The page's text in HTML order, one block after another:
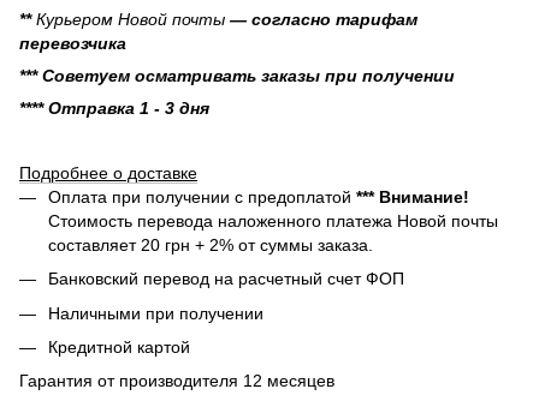
**Курьером Новой почты — согласно тарифам
перевозчика
*** Советуем осматривать заказы при получении
**** Отправка 1 - 3 дня
Подробнее о доставке
Оплата при получении с предоплатой *** Внимание!
Стоимость перевода наложенного платежа Новой почты
составляет 20 грн + 2% от суммы заказа.
Банковский перевод на расчетный счет ФОП
Наличными при получении
Кредитной картой
Гарантия от производителя 12 месяцев